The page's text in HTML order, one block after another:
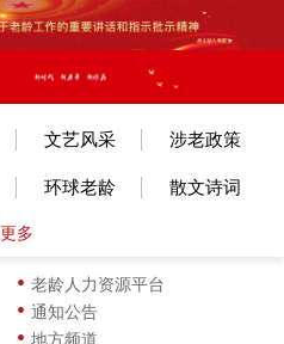
文艺风采 涉老政策
环球老龄 散文诗词
小说传记
服饰服装
更多
老龄人力资源平台
通知公告
地方频道